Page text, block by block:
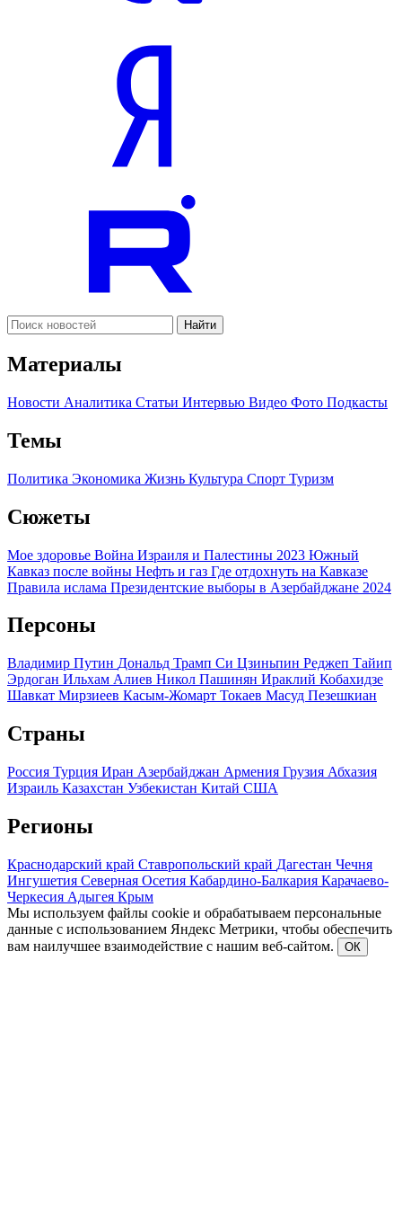
Найти
Материалы
Новости Аналитика Статьи Интервью Видео Фото Подкасты
Темы
Политика Экономика Жизнь Культура Спорт Туризм
Сюжеты
Мое здоровье Война Израиля и Палестины 2023 Южный
Кавказ после войны Нефть и газ Где отдохнуть на Кавказе
Правила ислама Президентские выборы в Азербайджане 2024
Персоны
Владимир Путин Дональд Трамп Си Цзиньпин Реджеп Тайип
Эрдоган Ильхам Алиев Никол Пашинян Ираклий Кобахидзе
Шавкат Мирзиеев Касым-Жомарт Токаев Масуд Пезешкиан
Страны
Россия Турция Иран Азербайджан Армения Грузия Абхазия
Израиль Казахстан Узбекистан Китай США
Регионы
Краснодарский край Ставропольский край Дагестан Чечня
Ингушетия Северная Осетия Кабардино-Балкария Карачаево-
Черкесия Адыгея Крым
Мы используем файлы cookie и обрабатываем персональные
данные с использованием Яндекс Метрики, чтобы обеспечить
вам наилучшее взаимодействие с нашим веб-сайтом.
ОК